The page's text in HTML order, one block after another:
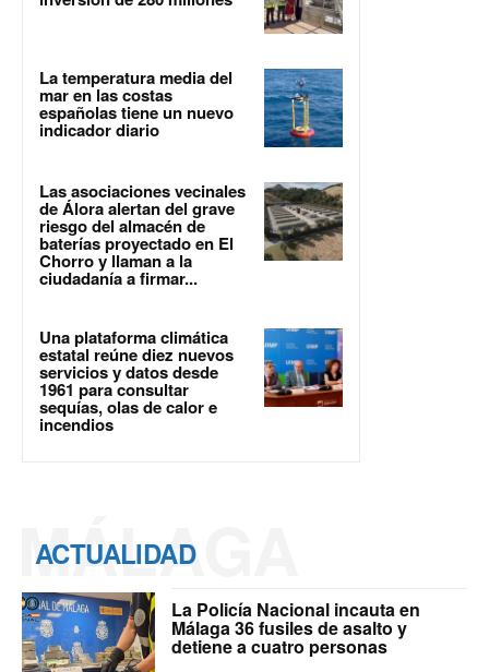
La temperatura media del
mar en las costas
españolas tiene un nuevo
indicador diario
Las asociaciones vecinales
de Álora alertan del grave
riesgo del almacén de
baterías proyectado en El
Chorro y llaman a la
ciudadanía a firmar...
Una plataforma climática
estatal reúne diez nuevos
servicios y datos desde
1961 para consultar
sequías, olas de calor e
incendios
ACTUALIDAD
MÁLAGA
La Policía Nacional incauta en
Málaga 36 fusiles de asalto y
detiene a cuatro personas